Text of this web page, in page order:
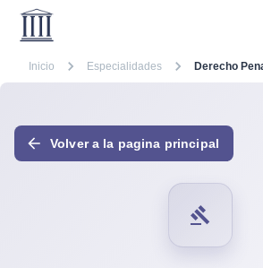
Inicio Especialidades Derecho
Volver a la pagina principal